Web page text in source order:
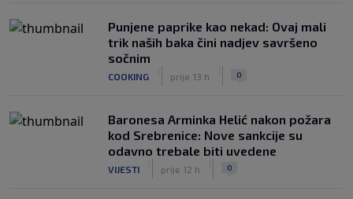
Punjene paprike kao nekad: Ovaj mali
trik naših baka čini nadjev savršeno
sočnim
COOKING prije 13 h 0
Baronesa Arminka Helić nakon požara
kod Srebrenice: Nove sankcije su
odavno trebale biti uvedene
VIJESTI prije 12 h 0